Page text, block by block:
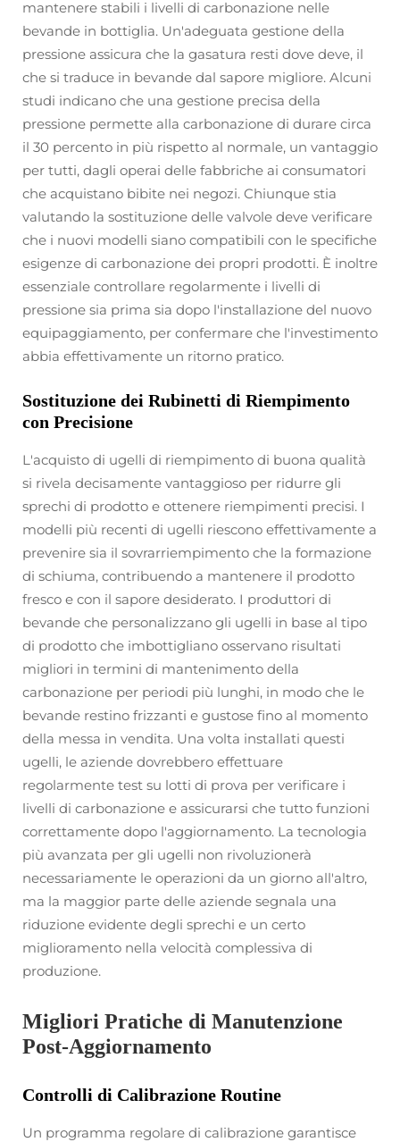
mantenere stabili i livelli di carbonazione nelle
bevande in bottiglia. Un'adeguata gestione della
pressione assicura che la gasatura resti dove deve, il
che si traduce in bevande dal sapore migliore. Alcuni
studi indicano che una gestione precisa della
pressione permette alla carbonazione di durare circa
il 30 percento in più rispetto al normale, un vantaggio
per tutti, dagli operai delle fabbriche ai consumatori
che acquistano bibite nei negozi. Chiunque stia
valutando la sostituzione delle valvole deve verificare
che i nuovi modelli siano compatibili con le specifiche
esigenze di carbonazione dei propri prodotti. È inoltre
essenziale controllare regolarmente i livelli di
pressione sia prima sia dopo l'installazione del nuovo
equipaggiamento, per confermare che l'investimento
abbia effettivamente un ritorno pratico.
Sostituzione dei Rubinetti di Riempimento
con Precisione
L'acquisto di ugelli di riempimento di buona qualità
si rivela decisamente vantaggioso per ridurre gli
sprechi di prodotto e ottenere riempimenti precisi. I
modelli più recenti di ugelli riescono effettivamente a
prevenire sia il sovrarriempimento che la formazione
di schiuma, contribuendo a mantenere il prodotto
fresco e con il sapore desiderato. I produttori di
bevande che personalizzano gli ugelli in base al tipo
di prodotto che imbottigliano osservano risultati
migliori in termini di mantenimento della
carbonazione per periodi più lunghi, in modo che le
bevande restino frizzanti e gustose fino al momento
della messa in vendita. Una volta installati questi
ugelli, le aziende dovrebbero effettuare
regolarmente test su lotti di prova per verificare i
livelli di carbonazione e assicurarsi che tutto funzioni
correttamente dopo l'aggiornamento. La tecnologia
più avanzata per gli ugelli non rivoluzionerà
necessariamente le operazioni da un giorno all'altro,
ma la maggior parte delle aziende segnala una
riduzione evidente degli sprechi e un certo
miglioramento nella velocità complessiva di
produzione.
Migliori Pratiche di Manutenzione
Post-Aggiornamento
Controlli di Calibrazione Routine
Un programma regolare di calibrazione garantisce